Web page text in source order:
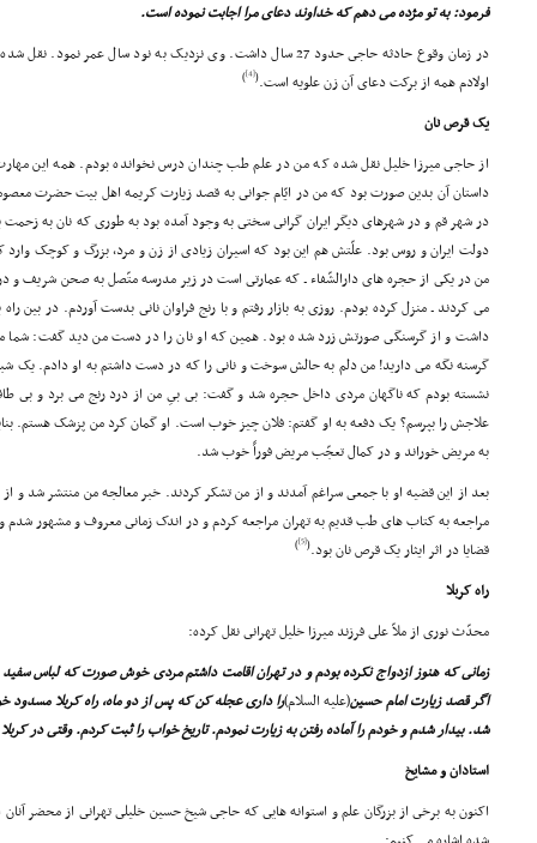
فرمود: به تو مژده مى دهم که خداوند دعاى مرا اجابت نموده است.
در زمان وقوع حادثه حاجى حدود 27 سال داشت. وى نزدیک به نود
اولادم همه از برکت دعاى آن زن علویه است.(
[4]
)
یک قرص نان
از حاجى میرزا خلیل نقل شده که من در علم طب چندان درس نخوانده بودم. همه این
داستان آن بدین صورت بود که من در ایّام جوانى به قصد زیارت کریمه اهل بیت حضرت
در شهر قم و در شهرهاى دیگر ایران گرانى سختى به وجود آمده بود به طورى که نان به
دولت ایران و روس بود. علّتش هم این بود که اسیران زیادى از زن و مرد، بزرگ و کوچک
من در یکى از حجره هاى دارالشّفاء ـ که عمارتى است در زیر مدرسه متّصل به صحن شریف و
مى کردند ـ منزل کرده بودم. روزى به بازار رفتم و با رنج فراوان نانى بدست آوردم. در بین
داشت و از گرسنگى صورتش زرد شده بود. همین که او نان را در دست من دید گفت: شما
گرسنه نگه مى دارید! من دلم به حالش سوخت و نانى را که در دست داشتم به او دادم. یک
نشسته بودم که ناگهان مردى داخل حجره شد و گفت: بى بىِ من از درد رنج مى برد و بى
علاجش را بپرسم؟ یک دفعه به او گفتم: فلان چیز خوب است. او گمان کرد من پزشک هستم.
به مریض خوراند و در کمال تعجّب مریض فوراً خوب شد.
بعد از این قضیه او با جمعى سراغم آمدند و از من تشکر کردند. خبر معالجه من منتشر شد و
مراجعه به کتاب هاى طب قدیم به تهران مراجعه کردم و در اندک زمانى معروف و مشهور
قضایا در اثر ایثار یک قرص نان بود.(
[5]
)
راه کربلا
محدّث نورى از ملاّ على فرزند میرزا خلیل تهرانى نقل کرده:
زمانى که هنوز ازدواج نکرده بودم و در تهران اقامت داشتم مردى خوش صورت که لباس
اگر قصد زیارت امام حسین(علیه السلام)را دارى عجله کن که پس از دو ماه، راه کربلا
شد. بیدار شدم و خودم را آماده رفتن به زیارت نمودم. تاریخ خواب را ثبت کردم. وقتى در
استادان و مشایخ
اکنون به برخى از بزرگان علم و استوانه هایى که حاجى شیخ حسین خلیلى تهرانى از محضر آنان